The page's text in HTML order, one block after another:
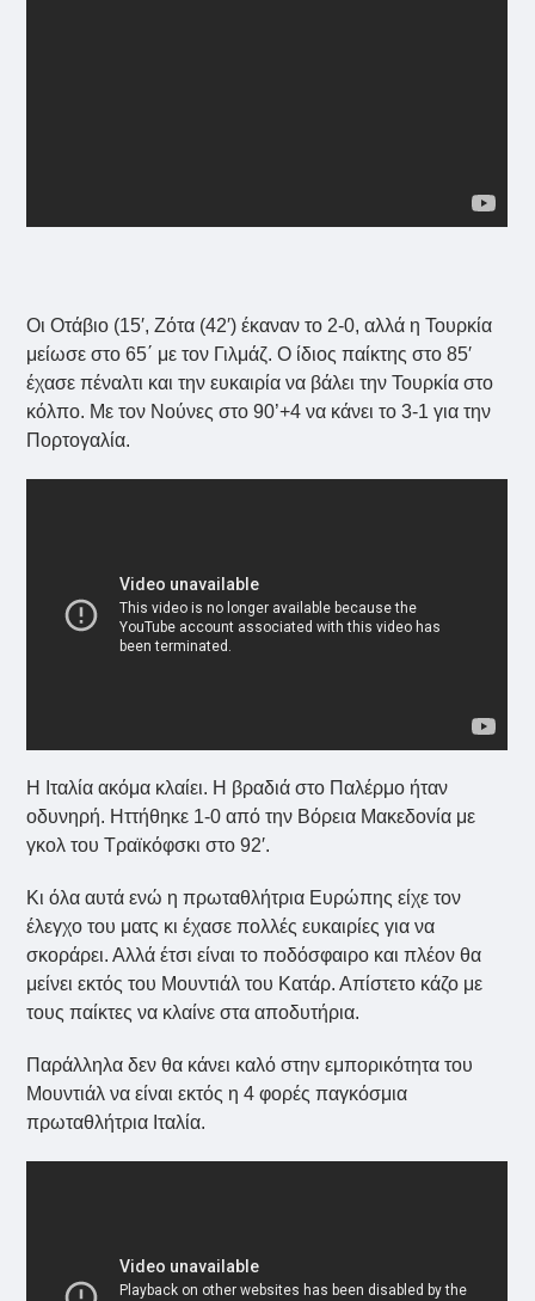
Οι Οτάβιο (15′, Ζότα (42′) έκαναν το 2-0, αλλά η Τουρκία
μείωσε στο 65΄ με τον Γιλμάζ. Ο ίδιος παίκτης στο 85′
έχασε πέναλτι και την ευκαιρία να βάλει την Τουρκία στο
κόλπο. Με τον Νούνες στο 90’+4 να κάνει το 3-1 για την
Πορτογαλία.
Η Ιταλία ακόμα κλαίει. Η βραδιά στο Παλέρμο ήταν
οδυνηρή. Ηττήθηκε 1-0 από την Βόρεια Μακεδονία με
γκολ του Τραϊκόφσκι στο 92′.
Κι όλα αυτά ενώ η πρωταθλήτρια Ευρώπης είχε τον
έλεγχο του ματς κι έχασε πολλές ευκαιρίες για να
σκοράρει. Αλλά έτσι είναι το ποδόσφαιρο και πλέον θα
μείνει εκτός του Μουντιάλ του Κατάρ. Απίστετο κάζο με
τους παίκτες να κλαίνε στα αποδυτήρια.
Παράλληλα δεν θα κάνει καλό στην εμπορικότητα του
Μουντιάλ να είναι εκτός η 4 φορές παγκόσμια
πρωταθλήτρια Ιταλία.